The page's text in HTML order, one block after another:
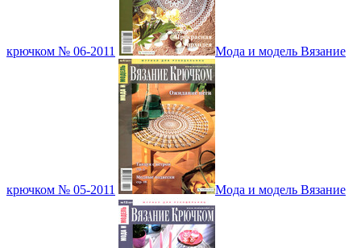
крючком № 06-2011 Мода и модель Вязание
крючком № 05-2011 Мода и модель Вязание